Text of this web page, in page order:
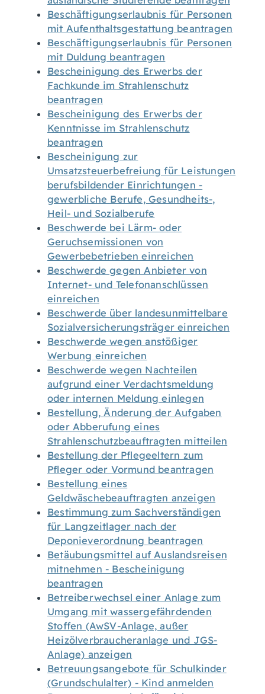
Beschäftigungserlaubnis für Personen
mit Aufenthaltsgestattung beantragen
Beschäftigungserlaubnis für Personen
mit Duldung beantragen
Bescheinigung des Erwerbs der
Fachkunde im Strahlenschutz
beantragen
Bescheinigung des Erwerbs der
Kenntnisse im Strahlenschutz
beantragen
Bescheinigung zur
Umsatzsteuerbefreiung für Leistungen
berufsbildender Einrichtungen -
gewerbliche Berufe, Gesundheits-,
Heil- und Sozialberufe
Beschwerde bei Lärm- oder
Geruchsemissionen von
Gewerbebetrieben einreichen
Beschwerde gegen Anbieter von
Internet- und Telefonanschlüssen
einreichen
Beschwerde über landesunmittelbare
Sozialversicherungsträger einreichen
Beschwerde wegen anstößiger
Werbung einreichen
Beschwerde wegen Nachteilen
aufgrund einer Verdachtsmeldung
oder internen Meldung einlegen
Bestellung, Änderung der Aufgaben
oder Abberufung eines
Strahlenschutzbeauftragten mitteilen
Bestellung der Pflegeeltern zum
Pfleger oder Vormund beantragen
Bestellung eines
Geldwäschebeauftragten anzeigen
Bestimmung zum Sachverständigen
für Langzeitlager nach der
Deponieverordnung beantragen
Betäubungsmittel auf Auslandsreisen
mitnehmen - Bescheinigung
beantragen
Betreiberwechsel einer Anlage zum
Umgang mit wassergefährdenden
Stoffen (AwSV-Anlage, außer
Heizölverbraucheranlage und JGS-
Anlage) anzeigen
Betreuungsangebote für Schulkinder
(Grundschulalter) - Kind anmelden